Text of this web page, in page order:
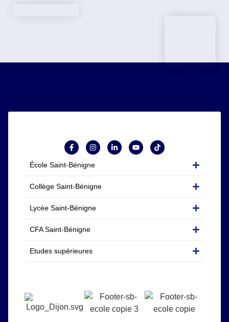
École Saint-Bénigne
Collège Saint-Bénigne
Lycée Saint-Bénigne
CFA Saint-Bénigne
Etudes supérieures